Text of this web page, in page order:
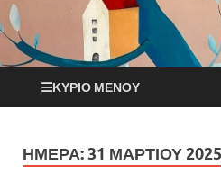
ΚΎΡΙΟ ΜΕΝΟΎ
ΗΜΈΡΑ:31 ΜΑΡΤΊΟΥ 2025